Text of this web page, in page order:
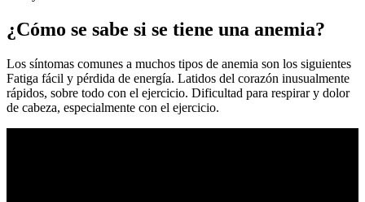
¿Cómo se sabe si se tiene una anemia?
Los síntomas comunes a muchos tipos de anemia son los siguientes
Fatiga fácil y pérdida de energía. Latidos del corazón inusualmente
rápidos, sobre todo con el ejercicio. Dificultad para respirar y dolor
de cabeza, especialmente con el ejercicio.